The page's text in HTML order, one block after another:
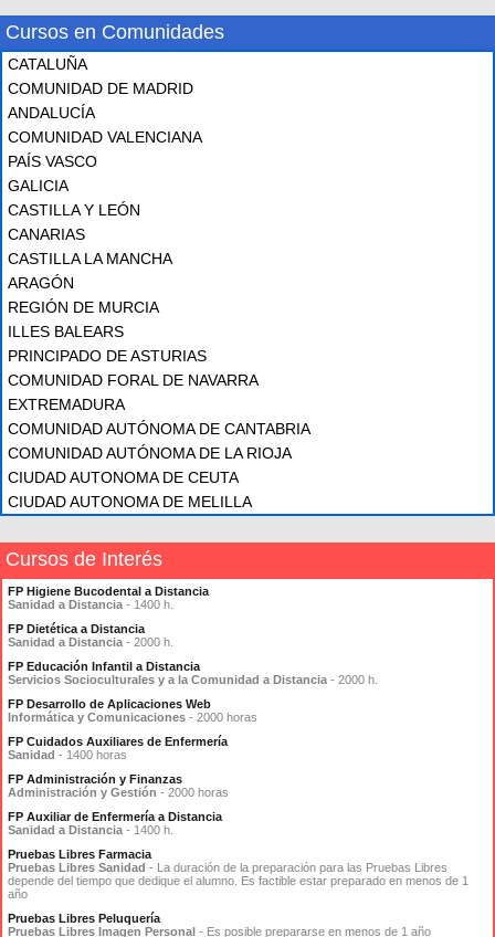
Cursos en Comunidades
CATALUÑA
COMUNIDAD DE MADRID
ANDALUCÍA
COMUNIDAD VALENCIANA
PAÍS VASCO
GALICIA
CASTILLA Y LEÓN
CANARIAS
CASTILLA LA MANCHA
ARAGÓN
REGIÓN DE MURCIA
ILLES BALEARS
PRINCIPADO DE ASTURIAS
COMUNIDAD FORAL DE NAVARRA
EXTREMADURA
COMUNIDAD AUTÓNOMA DE CANTABRIA
COMUNIDAD AUTÓNOMA DE LA RIOJA
CIUDAD AUTONOMA DE CEUTA
CIUDAD AUTONOMA DE MELILLA
Cursos de Interés
FP Higiene Bucodental a Distancia
Sanidad a Distancia - 1400 h.
FP Dietética a Distancia
Sanidad a Distancia - 2000 h.
FP Educación Infantil a Distancia
Servicios Socioculturales y a la Comunidad a Distancia - 2000 h.
FP Desarrollo de Aplicaciones Web
Informática y Comunicaciones - 2000 horas
FP Cuidados Auxiliares de Enfermería
Sanidad - 1400 horas
FP Administración y Finanzas
Administración y Gestión - 2000 horas
FP Auxiliar de Enfermería a Distancia
Sanidad a Distancia - 1400 h.
Pruebas Libres Farmacia
Pruebas Libres Sanidad - La duración de la preparación para las Pruebas Libres
depende del tiempo que dedique el alumno. Es factible estar preparado en menos de 1
año
Pruebas Libres Peluquería
Pruebas Libres Imagen Personal - Es posible prepararse en menos de 1 año